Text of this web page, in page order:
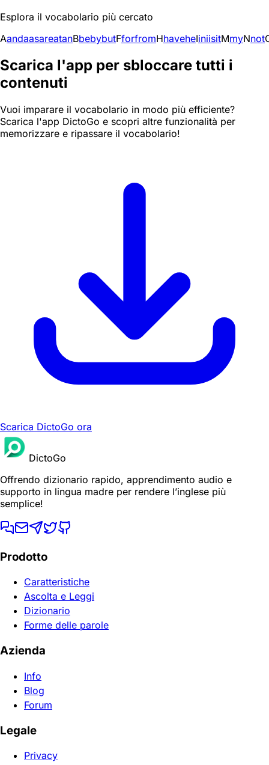
Esplora il vocabolario più cercato
AandaasareatanBbebybutFforfromHhaveheIiniisitMmyNnot
Scarica l'app per sbloccare tutti i
contenuti
Vuoi imparare il vocabolario in modo più efficiente?
Scarica l'app DictoGo e scopri altre funzionalità per
memorizzare e ripassare il vocabolario!
Scarica DictoGo ora
DictoGo
Offrendo dizionario rapido, apprendimento audio e
supporto in lingua madre per rendere l’inglese più
semplice!
Prodotto
Caratteristiche
Ascolta e Leggi
Dizionario
Forme delle parole
Azienda
Info
Blog
Forum
Legale
Privacy